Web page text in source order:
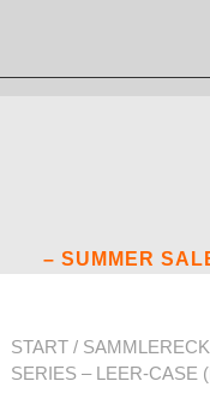
– SUMMER
START /
SERIES – LEER-CASE